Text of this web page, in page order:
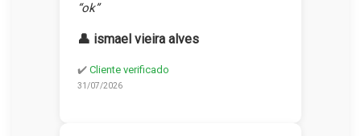
“ok”
👤 ismael vieira alves
✔️ Cliente verificado
31/07/2026